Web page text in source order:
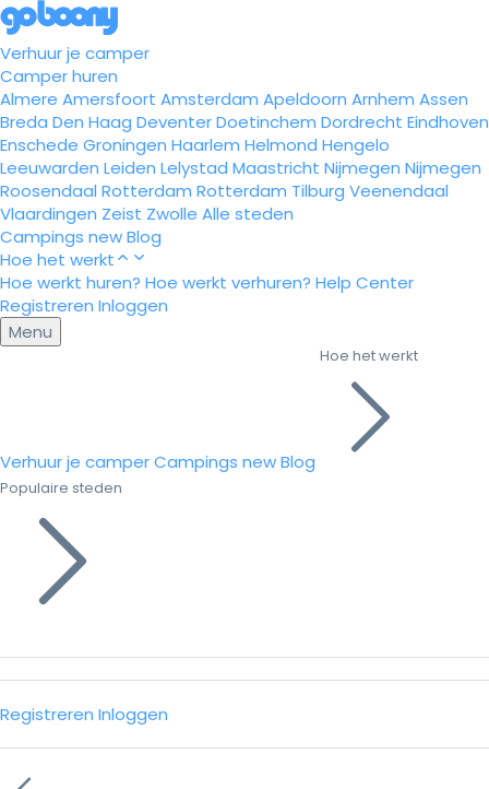
Verhuur je camper
Camper huren
Almere Amersfoort Amsterdam Apeldoorn Arnhem Assen
Breda Den Haag DeventerDoetinchem Dordrecht Eindhoven
Enschede Groningen Haarlem Helmond Hengelo
Leeuwarden Leiden Lelystad Maastricht Nijmegen Nijmegen
Roosendaal Rotterdam Rotterdam Tilburg Veenendaal
Vlaardingen Zeist Zwolle Alle steden
Campings newBlog
Hoe het werkt
Hoe werkt huren? Hoe werkt verhuren? Help Center
Registreren Inloggen
Menu
Verhuur je camperCampings newBlog
Hoe het werkt
Populaire steden
Registreren Inloggen